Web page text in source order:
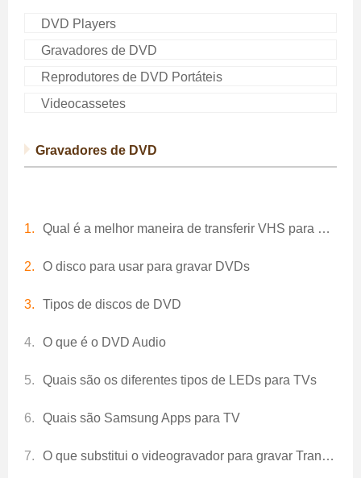
DVD Players
Gravadores de DVD
Reprodutores de DVD Portáteis
Videocassetes
Gravadores de DVD
Qual é a melhor maneira de transferir VHS para DVD
O disco para usar para gravar DVDs
Tipos de discos de DVD
O que é o DVD Audio
Quais são os diferentes tipos de LEDs para TVs
Quais são Samsung Apps para TV
O que substitui o videogravador para gravar Transmissões de TV